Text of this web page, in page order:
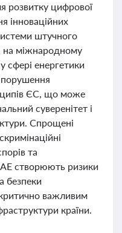
розвитку цифрової
інноваційних
штучного
на міжнародному
сфері енергетики
порушення
ЄС, що може
суверенітет і
Спрощені
та
створюють ризики
безпеки
важливим
країни.